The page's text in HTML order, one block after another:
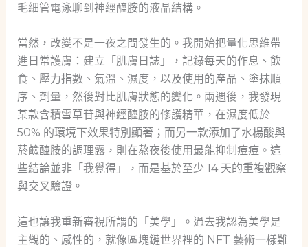
毛細管電泳聊到神經醯胺的液晶結構。
當然，改變不是一夜之間發生的。我開始把量化思維帶
進日常護膚：建立「肌膚日誌」，記錄每天的作息、飲
食、壓力指數、氣溫、濕度，以及使用的產品、塗抹順
序、劑量，然後對比肌膚狀態的變化。兩週後，我發現
某款含積雪草苷與神經醯胺的修護精華，在濕度低於
50% 的環境下效果特別顯著；而另一款添加了水楊酸與
菸鹼醯胺的調理露，則在熬夜後使用最能抑制痘痘。這
些結論並非「我覺得」，而是基於至少 14 天的重複觀察
與交叉驗證。
這也讓我重新審視所謂的「美學」。過去我認為美學是
主觀的、感性的，就像區塊鏈世界裡的 NFT 藝術一樣難